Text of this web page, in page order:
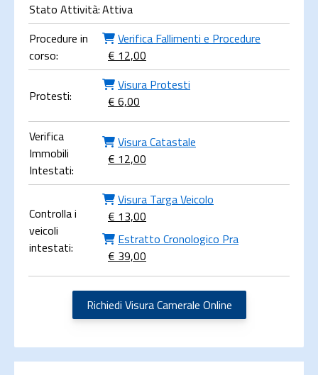
Stato Attività:Attiva
Procedure in
corso:
Verifica Fallimenti e Procedure
€ 12,00
Protesti:
Visura Protesti
€ 6,00
Verifica
Immobili
Intestati:
Visura Catastale
€ 12,00
Controlla i
veicoli
intestati:
Visura Targa Veicolo
€ 13,00
Estratto Cronologico Pra
€ 39,00
Richiedi Visura Camerale Online